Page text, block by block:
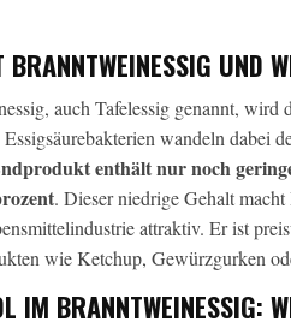
BRANNTWEINESSIG UND
auch Tafelessig genannt,
Essigsäurebakterien wandeln dabei
enthält nur noch
. Dieser niedrige Gehalt
attraktiv. Er ist
wie Ketchup, Gewürzgurken
IM BRANNTWEINESSIG: